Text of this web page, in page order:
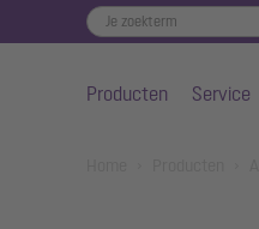
Producten Service